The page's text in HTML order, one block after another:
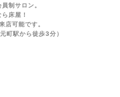
制サロン。
ら床屋！
店可能です。
町駅から徒歩3分）